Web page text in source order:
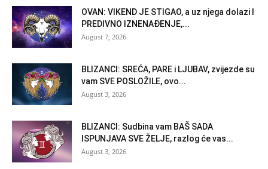
OVAN: VIKEND JE STIGAO, a uz njega dolazi I
PREDIVNO IZNENAĐENJE,...
August 7, 2026
BLIZANCI: SREĆA, PARE i LJUBAV, zvijezde su
vam SVE POSLOŽILE, ovo...
August 3, 2026
BLIZANCI: Sudbina vam BAŠ SADA
ISPUNJAVA SVE ŽELJE, razlog će vas...
August 3, 2026